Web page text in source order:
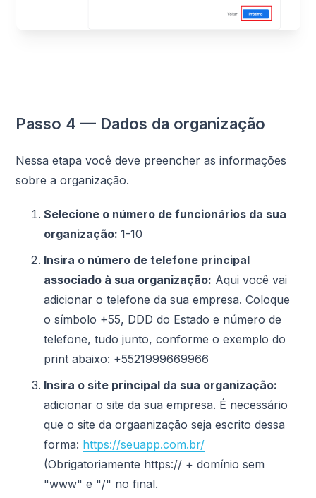
Passo 4 — Dados da organização
Nessa etapa você deve preencher as informações
sobre a organização.
Selecione o número de funcionários da sua
organização:1-10
Insira o número de telefone principal
associado à sua organização: Aqui você vai
adicionar o telefone da sua empresa. Coloque
o símbolo +55, DDD do Estado e número de
telefone, tudo junto, conforme o exemplo do
print abaixo: +5521999669966
Insira o site principal da sua organização:
adicionar o site da sua empresa. É necessário
que o site da orgaanização seja escrito dessa
forma: https://seuapp.com.br/
(Obrigatoriamente https:// + domínio sem
"www" e "/" no final.